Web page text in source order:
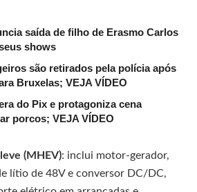
saída de filho de Erasmo Carlos
shows
são retirados pela polícia após
Bruxelas; VEJA VÍDEO
do Pix e protagoniza cena
porcos; VEJA VÍDEO
(MHEV): inclui motor-gerador,
lítio de 48V e conversor DC/DC,